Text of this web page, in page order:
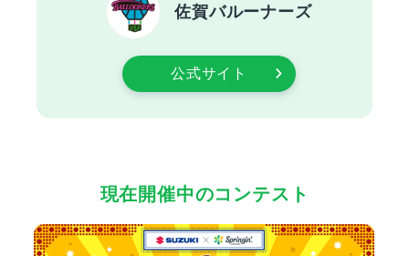
佐賀バルーナーズ
公式サイト
現在開催中のコンテスト